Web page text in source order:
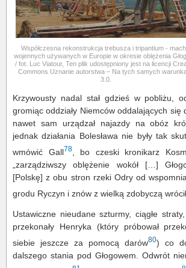
Współczesna rekonstrukcja trebusza i tripantium -
wojennych używanych w Europie w okresie oblężenia
/ fot. Luc Viatour, Ten plik udostępniony jest na licencji
Commons Uznanie autorstwa – Na tych samych
3.0.
Krzywousty nadal stał gdzieś w pobliżu,
gromiąc oddziały Niemców oddalających się
nawet sam urządzał najazdy na obóz
jednak działania Bolesława nie były tak
wmówić Gall78, bo czeski kronikarz
„zarządziwszy oblężenie wokół […]
[Polskę] z obu stron rzeki Odry od
grodu Ryczyn i znów z wielką zdobyczą wrócił
Ustawiczne nieudane szturmy, ciągłe
przekonały Henryka (który próbował
siebie jeszcze za pomocą darów80) co
dalszego stania pod Głogowem. Odwrót